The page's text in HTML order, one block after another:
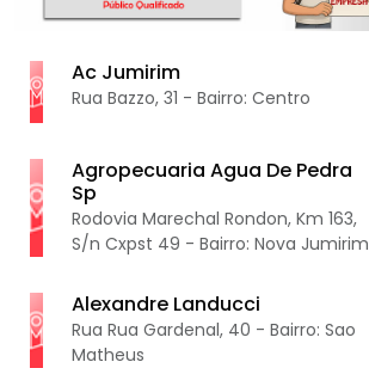
Ac Jumirim
Rua Bazzo, 31 - Bairro: Centro
Agropecuaria Agua De Pedra
Sp
Rodovia Marechal Rondon, Km 163,
S/n Cxpst 49 - Bairro: Nova Jumirim
Alexandre Landucci
Rua Rua Gardenal, 40 - Bairro: Sao
Matheus